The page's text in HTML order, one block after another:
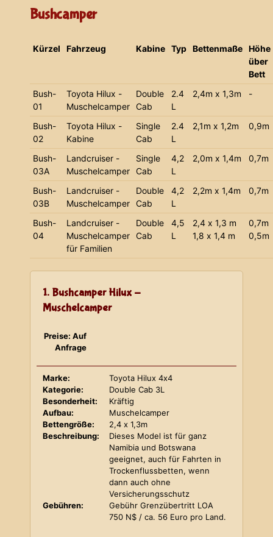
Bushcamper
Kürzel Fahrzeug Kabine Typ Bettenmaße Höhe
über
Bett
Bush-
01
Toyota Hilux -
Muschelcamper
Double
Cab
2.4
L
2,4m x 1,3m -
Bush-
02
Toyota Hilux -
Kabine
Single
Cab
2.4
L
2,1m x 1,2m 0,9m
Bush-
03A
Landcruiser -
Muschelcamper
Single
Cab
4,2
L
2,0m x 1,4m 0,7m
Bush-
03B
Landcruiser -
Muschelcamper
Double
Cab
4,2
L
2,2m x 1,4m 0,7m
Bush-
04
Landcruiser -
Muschelcamper
für Familien
Double
Cab
4,5
L
2,4 x 1,3 m
1,8 x 1,4 m
0,7m
0,5m
1. Bushcamper Hilux -
Muschelcamper
Preise: Auf
Anfrage
Marke:
Toyota Hilux 4x4
Kategorie:
Double Cab 3L
Besonderheit:
Kräftig
Aufbau:
Muschelcamper
Bettengröße:
2,4 x 1,3m
Beschreibung:
Dieses Model ist für ganz
Namibia und Botswana
geeignet, auch für Fahrten in
Trockenflussbetten, wenn
dann auch ohne
Versicherungsschutz
Gebühren:
Gebühr Grenzübertritt LOA
750 N$ / ca. 56 Euro pro Land.